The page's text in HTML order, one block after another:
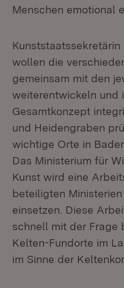
Menschen emotional
Kunststaatssekretärin
wollen die
gemeinsam mit den
weiterentwickeln und
Gesamtkonzept
und Heidengraben
wichtige Orte in
Das Ministerium für
Kunst wird eine
beteiligten
einsetzen. Diese
schnell mit der Frage
Kelten-Fundorte im
im Sinne der